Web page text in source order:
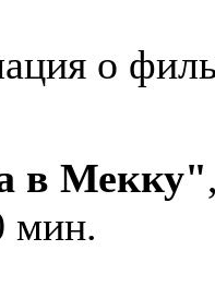
о
в Мекку"
мин.